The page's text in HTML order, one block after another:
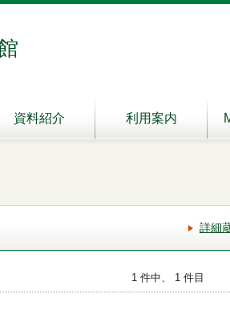
資料紹介 利用案内
詳細
1 件中、 1 件目